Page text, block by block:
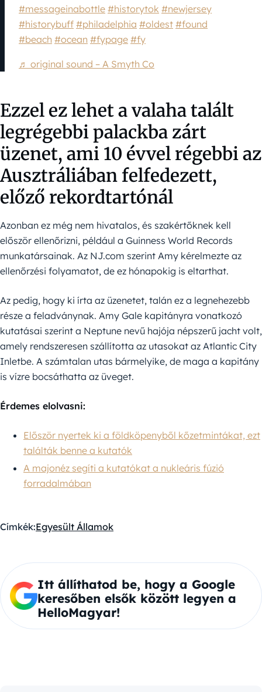
#messageinabottle #historytok #newjersey
#historybuff #philadelphia #oldest #found
#beach #ocean #fypage #fy
♬ original sound – A Smyth Co
Ezzel ez lehet a valaha talált
legrégebbi palackba zárt
üzenet, ami 10 évvel régebbi az
Ausztráliában felfedezett,
előző rekordtartónál
Azonban ez még nem hivatalos, és szakértőknek kell
először ellenőrizni, például a Guinness World Records
munkatársainak. Az NJ.com szerint Amy kérelmezte az
ellenőrzési folyamatot, de ez hónapokig is eltarthat.
Az pedig, hogy ki írta az üzenetet, talán ez a legnehezebb
része a feladványnak. Amy Gale kapitányra vonatkozó
kutatásai szerint a Neptune nevű hajója népszerű jacht volt,
amely rendszeresen szállította az utasokat az Atlantic City
Inletbe. A számtalan utas bármelyike, de maga a kapitány
is vízre bocsáthatta az üveget.
Érdemes elolvasni:
Először nyertek ki a földköpenyből kőzetmintákat, ezt
találták benne a kutatók
A majonéz segíti a kutatókat a nukleáris fúzió
forradalmában
Címkék:Egyesült Államok
Itt állíthatod be, hogy a Google
keresőben elsők között legyen a
HelloMagyar!